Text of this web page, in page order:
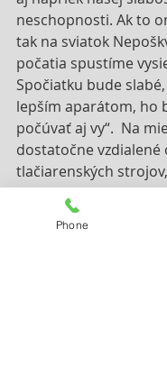
neschopnosti. Ak to
tak na sviatok
počatia spustíme
Spočiatku bude
lepším aparátom, ho
počúvať aj vy“.  Na
dostatočne vzdialené
tlačiarenských
bratia čoskoro
budovu určenú pre
stanicu. Dňa 8
Phone